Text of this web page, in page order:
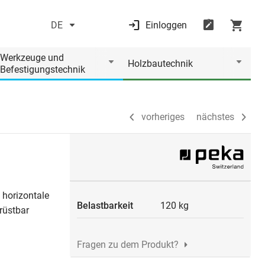
DE Einloggen
Werkzeuge und
Befestigungstechnik
Holzbautechnik
vorheriges nächstes
vorheriges nächstes
horizontale
Belastbarkeit 120 kg
Fragen zu dem Produkt?